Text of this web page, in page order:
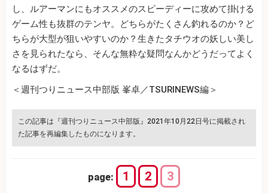
し、ルアーマンにもオススメのスピーディーに攻めて掛ける
ゲーム性も抜群のテンヤ。どちらがたくさん釣れるのか？ど
ちらが大型が狙いやすいのか？生きたタチウオの妖しい美し
さを見られたなら、そんな無粋な疑問なんかどうだってよく
なるはずだ。
＜週刊つりニュース中部版 峯卓／TSURINEWS編＞
この記事は『週刊つりニュース中部版』2021年10月22日号に掲載され
た記事を再編集したものになります。
page: 1 2 3